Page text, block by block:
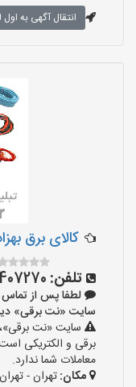
انتقال آگهی به
کالای برق
تلفن:
لطفا پس از تماس
سایت «نت برقی» دیده ام و
سایت «نت
برقی و الکتریکی
معاملات شما ندارد.
مکان:تهران - تهران